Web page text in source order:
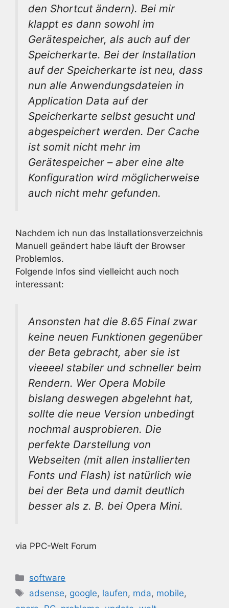
den Shortcut ändern). Bei mir
klappt es dann sowohl im
Gerätespeicher, als auch auf der
Speicherkarte. Bei der Installation
auf der Speicherkarte ist neu, dass
nun alle Anwendungsdateien in
Application Data auf der
Speicherkarte selbst gesucht und
abgespeichert werden. Der Cache
ist somit nicht mehr im
Gerätespeicher – aber eine alte
Konfiguration wird möglicherweise
auch nicht mehr gefunden.
Nachdem ich nun das Installationsverzeichnis
Manuell geändert habe läuft der Browser
Problemlos.
Folgende Infos sind vielleicht auch noch
interessant:
Ansonsten hat die 8.65 Final zwar
keine neuen Funktionen gegenüber
der Beta gebracht, aber sie ist
vieeeel stabiler und schneller beim
Rendern. Wer Opera Mobile
bislang deswegen abgelehnt hat,
sollte die neue Version unbedingt
nochmal ausprobieren. Die
perfekte Darstellung von
Webseiten (mit allen installierten
Fonts und Flash) ist natürlich wie
bei der Beta und damit deutlich
besser als z. B. bei Opera Mini.
via PPC-Welt Forum
Kategorien
software
Schlagwörter
adsense, google, laufen, mda, mobile,